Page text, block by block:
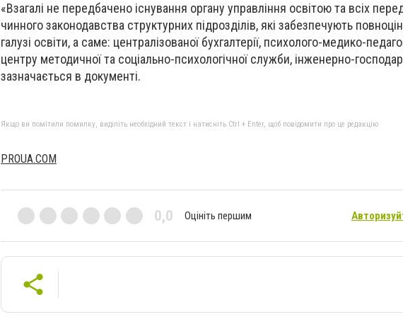
«Взагалі не передбачено існування органу управління освітою та всіх
чинного законодавства структурних підрозділів, які забезпечують
галузі освіти, а саме: централізованої бухгалтерії, психолого-медико-
центру методичної та соціально-психологічної служби, інженерно-
зазначається в документі.
Якщо ви помітили помилку, виділіть необхідний текст і натисніть Ctrl + Enter, щоб повідомити про це редакцію
PROUA.COM
0,0 Оцініть першим